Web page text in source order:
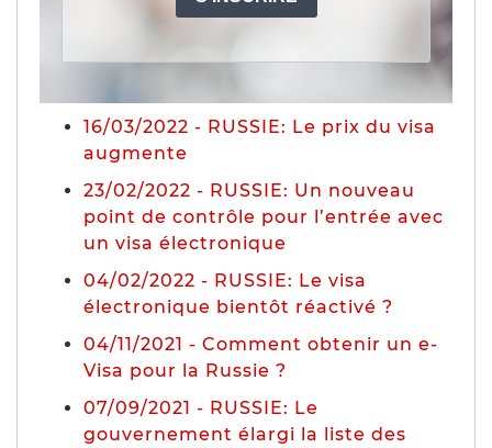
16/03/2022 - RUSSIE: Le prix du visa
augmente
23/02/2022 - RUSSIE: Un nouveau
point de contrôle pour l’entrée avec
un visa électronique
04/02/2022 - RUSSIE: Le visa
électronique bientôt réactivé ?
04/11/2021 - Comment obtenir un e-
Visa pour la Russie ?
07/09/2021 - RUSSIE: Le
gouvernement élargi la liste des